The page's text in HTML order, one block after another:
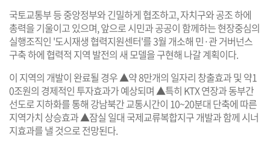
국토교통부 등 중앙정부와 긴밀하게 협조하고, 자치구와 공조 하에
총력을 기울이고 있으며, 앞으로 시민과 공공이 함께하는 현장중심의
실행조직인 '도시재생 협력지원센터'를 3월 개소해 민·관 거버넌스
구축 하에 협력적 지역 발전의 새 모델을 구현해 나갈 계획이다.
이 지역의 개발이 완료될 경우 ▲약 8만개의 일자리 창출효과 및 약1
0조원의 경제적인 투자효과가 예상되며 ▲특히 KTX 연장과 동부간
선도로 지하화를 통해 강남북간 교통시간이 10~20분대 단축에 따른
지역가치 상승효과 ▲잠실 일대 국제교류복합지구 개발과 함께 시너
지효과를 낼 것으로 전망된다.